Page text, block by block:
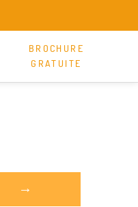
BROCHURE
GRATUITE
→